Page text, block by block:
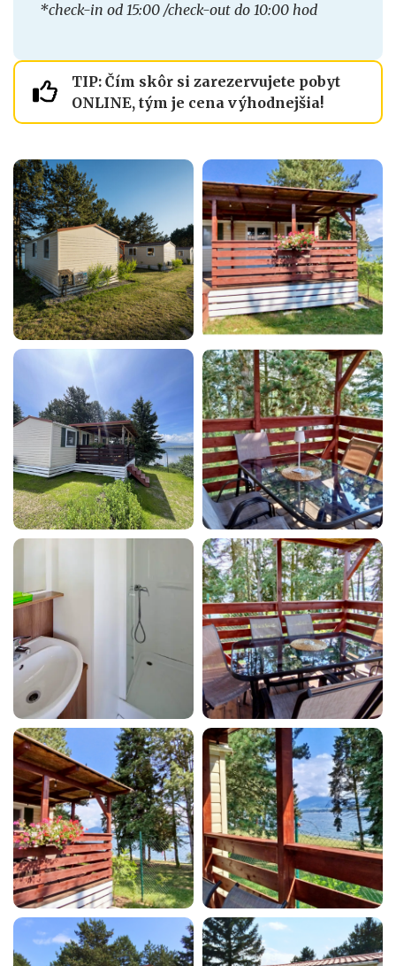
*check-in od 15:00 /check-out do 10:00 hod
TIP: Čím skôr si zarezervujete pobyt
ONLINE, tým je cena výhodnejšia!